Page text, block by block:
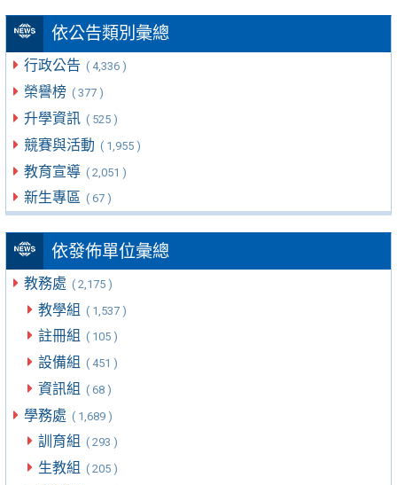
依公告類別彙總
行政公告 ( 4,336 )
榮譽榜 ( 377 )
升學資訊 ( 525 )
競賽與活動 ( 1,955 )
教育宣導 ( 2,051 )
新生專區 ( 67 )
依發佈單位彙總
教務處 ( 2,175 )
教學組 ( 1,537 )
註冊組 ( 105 )
設備組 ( 451 )
資訊組 ( 68 )
學務處 ( 1,689 )
訓育組 ( 293 )
生教組 ( 205 )